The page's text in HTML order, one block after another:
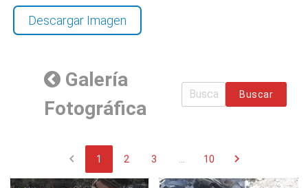
Descargar Imagen
Galería
Fotográfica
Buscar
chevron_left 1 2 3 10 chevron_right